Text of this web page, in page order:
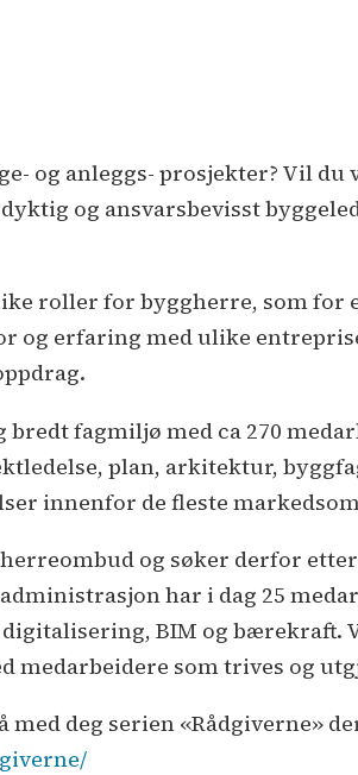
og anleggs- prosjekter? Vil du
og ansvarsbevisst
roller for byggherre, som for
og erfaring med ulike
fagmiljø med ca 270
plan, arkitektur,
innenfor de fleste
og søker derfor
har i dag 25
BIM og
medarbeidere som trives og
med deg serien «Rådgiverne»